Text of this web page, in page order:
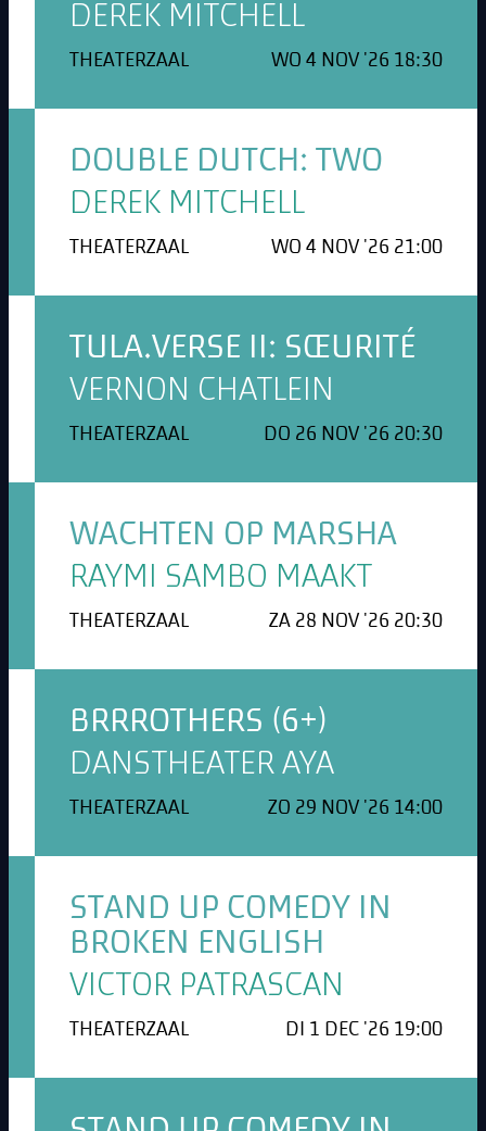
DEREK MITCHELL
THEATERZAAL WO 4 NOV '26 18:30
DOUBLE DUTCH: TWO
DEREK MITCHELL
THEATERZAAL WO 4 NOV '26 21:00
TULA.VERSE II: SŒURITÉ
VERNON CHATLEIN
THEATERZAAL DO 26 NOV '26 20:30
WACHTEN OP MARSHA
RAYMI SAMBO MAAKT
THEATERZAAL ZA 28 NOV '26 20:30
BRRROTHERS (6+)
DANSTHEATER AYA
THEATERZAAL ZO 29 NOV '26 14:00
STAND UP COMEDY IN
BROKEN ENGLISH
VICTOR PATRASCAN
THEATERZAAL DI 1 DEC '26 19:00